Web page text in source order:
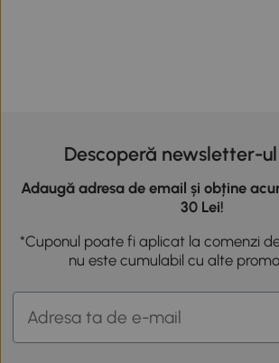
Descoperă newsletter-
Adaugă adresa de email și obține
30 Lei!
*Cuponul poate fi aplicat la comenzi
nu este cumulabil cu alte